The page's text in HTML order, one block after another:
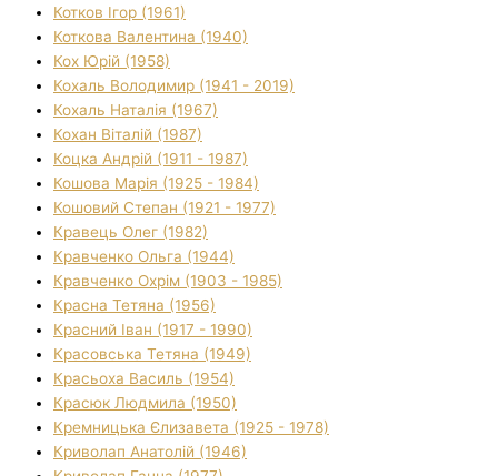
Котков Ігор (1961)
Коткова Валентина (1940)
Кох Юрій (1958)
Кохаль Володимир (1941 - 2019)
Кохаль Наталія (1967)
Кохан Віталій (1987)
Коцка Андрій (1911 - 1987)
Кошова Марія (1925 - 1984)
Кошовий Степан (1921 - 1977)
Кравець Олег (1982)
Кравченко Ольга (1944)
Кравченко Охрім (1903 - 1985)
Красна Тетяна (1956)
Красний Іван (1917 - 1990)
Красовська Тетяна (1949)
Красьоха Василь (1954)
Красюк Людмила (1950)
Кремницька Єлизавета (1925 - 1978)
Криволап Анатолій (1946)